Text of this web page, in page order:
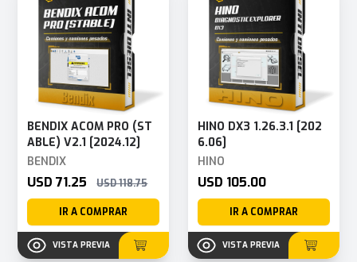
BENDIX ACOM PRO (ST
ABLE) V2.1 [2024.12]
BENDIX
USD 71.25 USD 118.75
IR A COMPRAR
VISTA PREVIA
HINO DX3 1.26.3.1 [202
6.06]
HINO
USD 105.00
IR A COMPRAR
VISTA PREVIA